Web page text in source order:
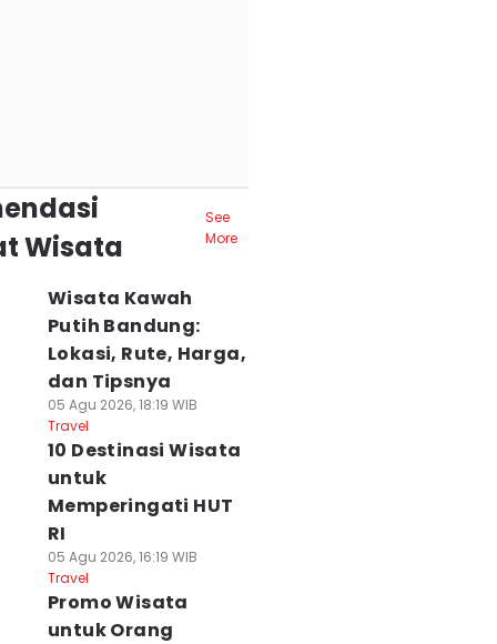
Wisata
See
More
Wisata Kawah
Putih Bandung:
Lokasi, Rute, Harga,
dan Tipsnya
05 Agu 2026, 18:19 WIB
Travel
10 Destinasi Wisata
untuk
Memperingati HUT
RI
05 Agu 2026, 16:19 WIB
Travel
Promo Wisata
untuk Orang